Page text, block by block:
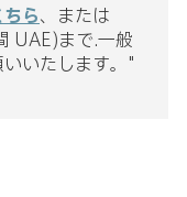
ちら、または
まで.一般
いいたします。"